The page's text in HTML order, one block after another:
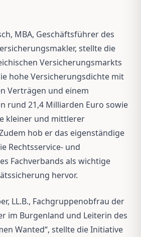
MBA, Geschäftsführer des
stellte die
Versicherungsmarkts
hohe Versicherungsdichte mit
Verträgen und einem
rund 21,4 Milliarden Euro sowie
kleiner und mittlerer
hob er das eigenständige
Rechtsservice- und
Fachverbands als wichtige
hervor.
LL.B., Fachgruppenobfrau der
im Burgenland und Leiterin des
Wanted“, stellte die Initiative